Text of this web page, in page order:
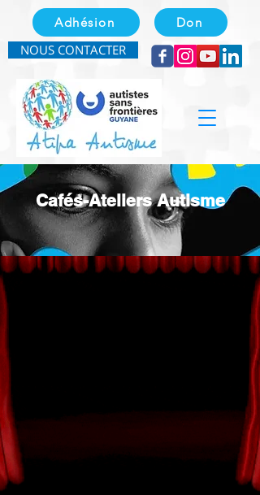
Adhésion Don
NOUS CONTACTER
Cafés-Ateliers Autisme